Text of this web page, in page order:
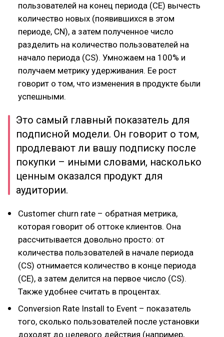
пользователей на конец периода (СE) вычесть
количество новых (появившихся в этом
периоде, СN), а затем полученное число
разделить на количество пользователей на
начало периода (CS). Умножаем на 100% и
получаем метрику удерживания. Ее рост
говорит о том, что изменения в продукте были
успешными.
Это самый главный показатель для
подписной модели. Он говорит о том,
продлевают ли вашу подписку после
покупки – иными словами, насколько
ценным оказался продукт для
аудитории.
Customer churn rate – обратная метрика,
которая говорит об оттоке клиентов. Она
рассчитывается довольно просто: от
количества пользователей в начале периода
(СS) отнимается количество в конце периода
(CE), а затем делится на первое число (CS).
Также удобнее считать в процентах.
Conversion Rate Install to Event – показатель
того, сколько пользователей после установки
доходят до целевого действия (например,